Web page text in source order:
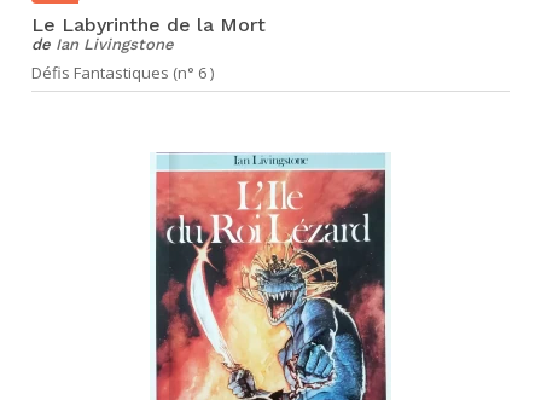
Le Labyrinthe de la Mort
de Ian Livingstone
Défis Fantastiques (n° 6 )